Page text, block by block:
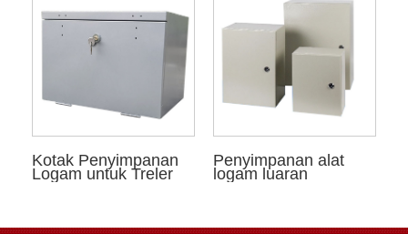
Kotak Penyimpanan
Logam untuk Treler
Penyimpanan alat
logam luaran